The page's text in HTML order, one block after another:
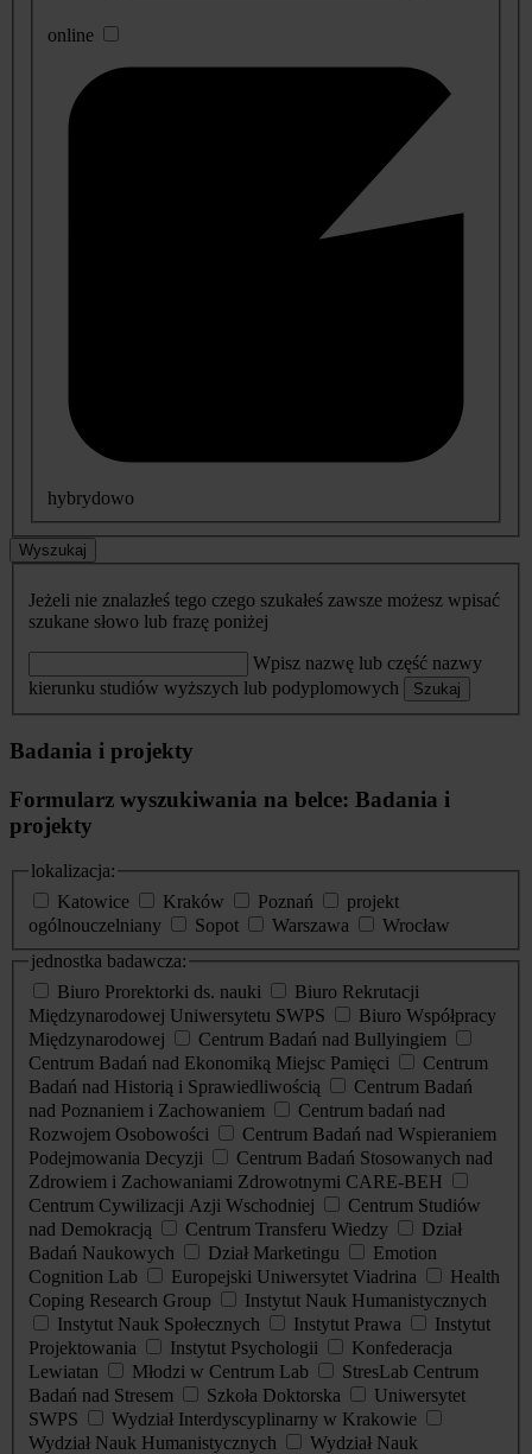
online
hybrydowo
Wyszukaj
Jeżeli nie znalazłeś tego czego szukałeś zawsze możesz wpisać
szukane słowo lub frazę poniżej
Wpisz nazwę lub część nazwy
kierunku studiów wyższych lub podyplomowych
Szukaj
Badania i projekty
Formularz wyszukiwania na belce: Badania i
projekty
lokalizacja:
Katowice
Kraków Poznań
projekt
ogólnouczelniany
Sopot Warszawa
Wrocław
jednostka badawcza:
Biuro Prorektorki ds. nauki
Biuro Rekrutacji
Międzynarodowej Uniwersytetu SWPS
Biuro Współpracy
Międzynarodowej
Centrum Badań nad Bullyingiem
Centrum Badań nad Ekonomiką Miejsc Pamięci
Centrum
Badań nad Historią i Sprawiedliwością
Centrum Badań
nad Poznaniem i Zachowaniem
Centrum badań nad
Rozwojem Osobowości
Centrum Badań nad Wspieraniem
Podejmowania Decyzji
Centrum Badań Stosowanych nad
Zdrowiem i Zachowaniami Zdrowotnymi CARE-BEH
Centrum Cywilizacji Azji Wschodniej
Centrum Studiów
nad Demokracją
Centrum Transferu Wiedzy
Dział
Badań Naukowych
Dział Marketingu
Emotion
Cognition Lab
Europejski Uniwersytet Viadrina
Health
Coping Research Group
Instytut Nauk Humanistycznych
Instytut Nauk Społecznych
Instytut Prawa
Instytut
Projektowania
Instytut Psychologii
Konfederacja
Lewiatan
Młodzi w Centrum Lab
StresLab Centrum
Badań nad Stresem
Szkoła Doktorska
Uniwersytet
SWPS
Wydział Interdyscyplinarny w Krakowie
Wydział Nauk Humanistycznych
Wydział Nauk